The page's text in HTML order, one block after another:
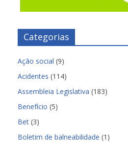
Categorias
Ação social (9)
Acidentes (114)
Assembleia Legislativa (183)
Benefício (5)
Bet (3)
Boletim de balneabilidade (1)